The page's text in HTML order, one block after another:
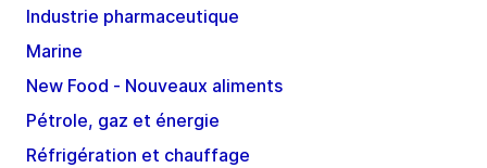
Industrie pharmaceutique
Marine
New Food - Nouveaux aliments
Pétrole, gaz et énergie
Réfrigération et chauffage